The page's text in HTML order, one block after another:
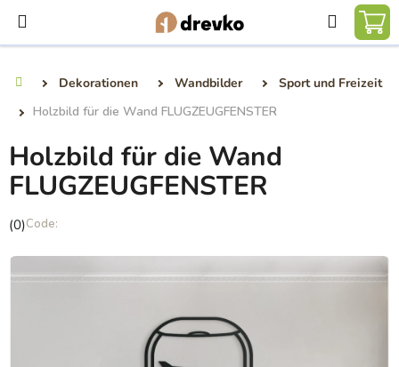
Inhalt
springen
Suchen
Dekorationen Wandbilder
Sport und Freizeit
Holzbild für die Wand FLUGZEUGFENSTER
Holzbild für die Wand
FLUGZEUGFENSTER
Die
Produktbewertung
ist
(0)